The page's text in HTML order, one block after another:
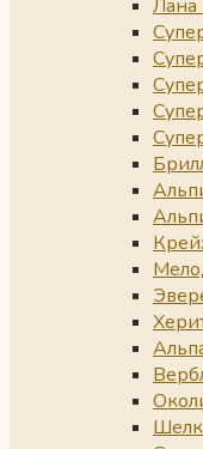
Лана